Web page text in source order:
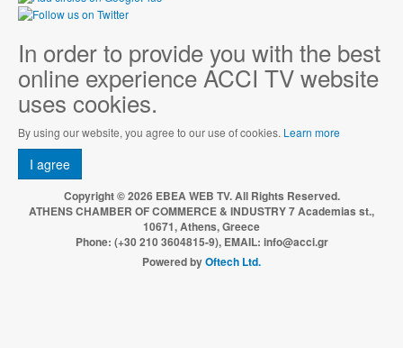
In order to provide you with the best
online experience ACCI TV website
uses cookies.
By using our website, you agree to our use of cookies. Learn more
I agree
Copyright © 2026 EBEA WEB TV. All Rights Reserved.
ATHENS CHAMBER OF COMMERCE & INDUSTRY 7 Academias st.,
10671, Athens, Greece
Phone: (+30 210 3604815-9), EMAIL: info@acci.gr
Powered byOftech Ltd.